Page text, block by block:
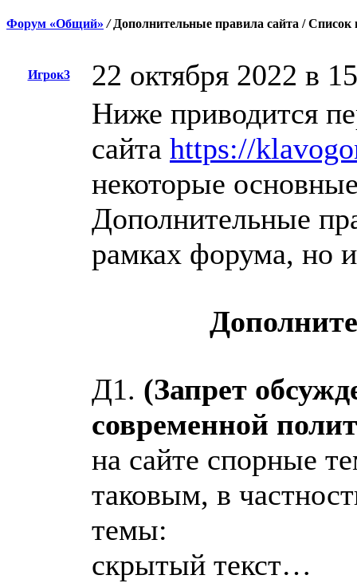
Форум «Общий» / Дополнительные правила сайта / Список
Игрок3 22 октября 2022 в
Ниже приводится
сайта https://
некоторые
Дополнительные
рамках форума, но
Д1. (Запрет
современной
на сайте спорные
таковым, в
темы:
скрытый текст…